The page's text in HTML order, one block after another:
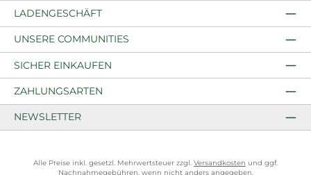
LADENGESCHÄFT
UNSERE COMMUNITIES
SICHER EINKAUFEN
ZAHLUNGSARTEN
NEWSLETTER
Alle Preise inkl. gesetzl. Mehrwertsteuer zzgl. Versandkosten und ggf.
Nachnahmegebühren, wenn nicht anders angegeben.